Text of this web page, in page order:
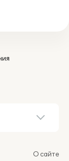
О сайте